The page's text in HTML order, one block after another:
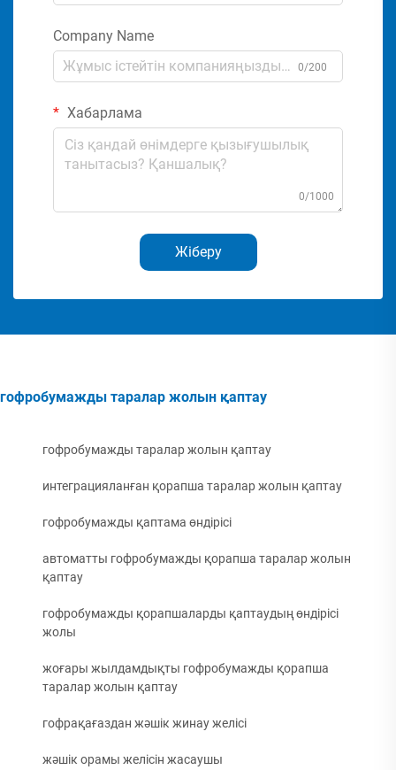
Company Name
0/200
Хабарлама
0/1000
Жіберу
гофробумажды таралар жолын қаптау
гофробумажды таралар жолын қаптау
интеграцияланған қорапша таралар жолын қаптау
гофробумажды қаптама өндірісі
автоматты гофробумажды қорапша таралар жолын
қаптау
гофробумажды қорапшаларды қаптаудың өндірісі
жолы
жоғары жылдамдықты гофробумажды қорапша
таралар жолын қаптау
гофрақағаздан жәшік жинау желісі
жәшік орамы желісін жасаушы